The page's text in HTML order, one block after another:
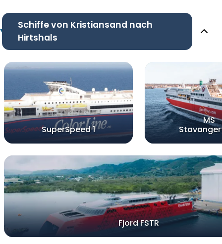
Schiffe von Kristiansand nach
Hirtshals
SuperSpeed 1
MS
Fjord FSTR